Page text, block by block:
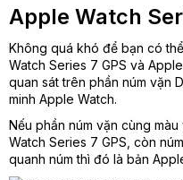
Apple Watch
Không quá khó để bạn có
Watch Series 7 GPS và
quan sát trên phần núm vặn
minh Apple Watch.
Nếu phần núm vặn cùng
Watch Series 7 GPS, còn
quanh núm thì đó là bản